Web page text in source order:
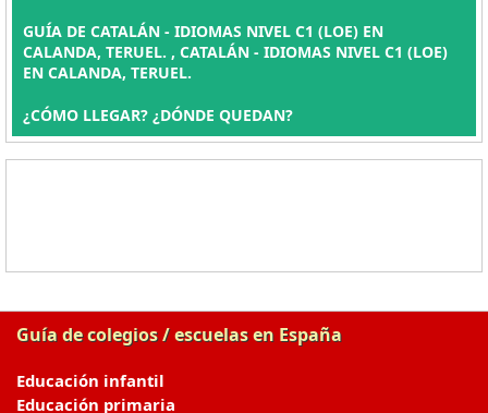
GUÍA DE CATALÁN - IDIOMAS NIVEL C1 (LOE) EN
CALANDA, TERUEL. , CATALÁN - IDIOMAS NIVEL C1 (LOE)
EN CALANDA, TERUEL.
¿CÓMO LLEGAR? ¿DÓNDE QUEDAN?
Guía de colegios / escuelas en España
Educación infantil
Educación primaria